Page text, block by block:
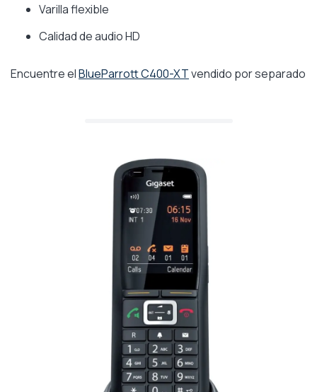
Varilla flexible
Calidad de audio HD
Encuentre elBlueParrott C400-XTvendido por separado